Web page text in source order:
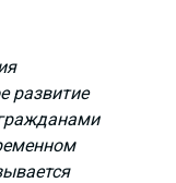
развитие